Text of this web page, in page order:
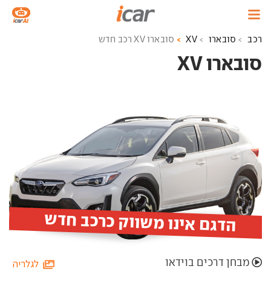
רכב סובארו XV סובארו XV רכב חדש
סובארו XV ‏
הדגם אינו משווק כרכב חדש
לגלריה מבחן דרכים בוידאו